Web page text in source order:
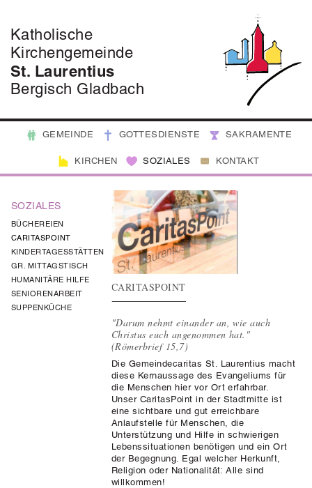
Katholische
Kirchengemeinde
St. Laurentius
Bergisch Gladbach
GEMEINDE GOTTESDIENSTE SAKRAMENTE
KIRCHEN SOZIALES KONTAKT
SOZIALES
BÜCHEREIEN
CARITASPOINT
KINDERTAGESSTÄTTEN
GR. MITTAGSTISCH
HUMANITÄRE HILFE
SENIORENARBEIT
SUPPENKÜCHE
CARITASPOINT
"Darum nehmt einander an, wie auch
Christus euch angenommen hat."
(Römerbrief 15,7)
Die Gemeindecaritas St. Laurentius macht
diese Kernaussage des Evangeliums für
die Menschen hier vor Ort erfahrbar.
Unser CaritasPointin der Stadtmitte ist
eine sichtbare und gut erreichbare
Anlaufstelle für Menschen, die
Unterstützung und Hilfe in schwierigen
Lebenssituationen benötigen und ein Ort
der Begegnung. Egal welcher Herkunft,
Religion oder Nationalität: Alle sind
willkommen!